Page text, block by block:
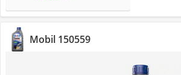
Mobil 150559